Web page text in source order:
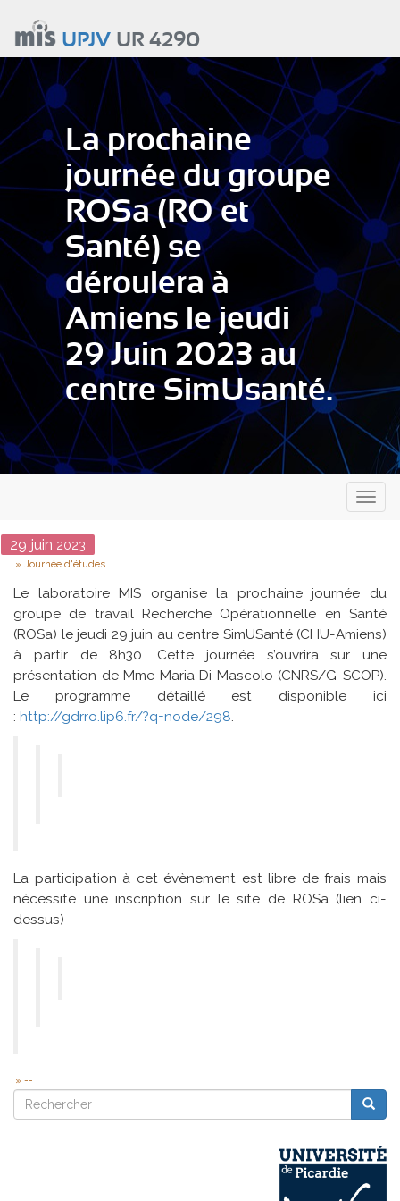
contenu
principal
UPJVUR 4290
La prochaine
journée du groupe
ROSa (RO et
Santé) se
déroulera à
Amiens le jeudi
29 Juin 2023 au
centre SimUsanté.
Date
29 juin 2023
Type
Journée d'études
Le laboratoire MIS organise la prochaine journée du
groupe de travail Recherche Opérationnelle en Santé
(ROSa) le jeudi 29 juin au centre SimUSanté (CHU-Amiens)
à partir de 8h30. Cette journée s’ouvrira sur une
présentation de Mme Maria Di Mascolo (CNRS/G-SCOP).
Le programme détaillé est disponible ici
: http://gdrro.lip6.fr/?q=node/298.
La participation à cet évènement est libre de frais mais
nécessite une inscription sur le site de ROSa (lien ci-
dessus)
--
Rechercher
Rechercher